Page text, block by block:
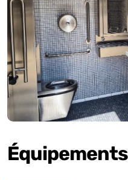
Équipements